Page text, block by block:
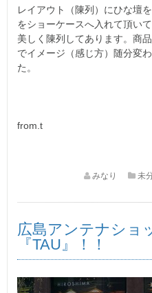
レイアウト（陳列）にひな壇
をショーケースへ入れて頂い
美しく陳列してあります。商
でイメージ（感じ方）随分変
た。
from.t
みなり 未
広島アンテナショ
『TAU』！！